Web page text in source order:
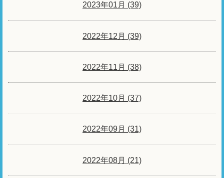
2023年01月 (39)
2022年12月 (39)
2022年11月 (38)
2022年10月 (37)
2022年09月 (31)
2022年08月 (21)